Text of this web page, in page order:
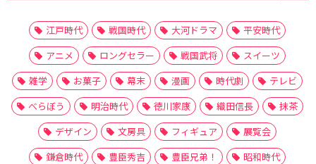
江戸時代 戦国時代 大河ドラマ
平安時代
アニメ
ロングセラー 戦国武将
スイーツ
雑学
お菓子 幕末 漫画 時代劇
テレビ
べらぼう
明治時代 徳川家康 織田信長
抹茶
デザイン
文房具 フィギュア
展覧会
鎌倉時代
豊臣秀吉 豊臣兄弟！
昭和時代